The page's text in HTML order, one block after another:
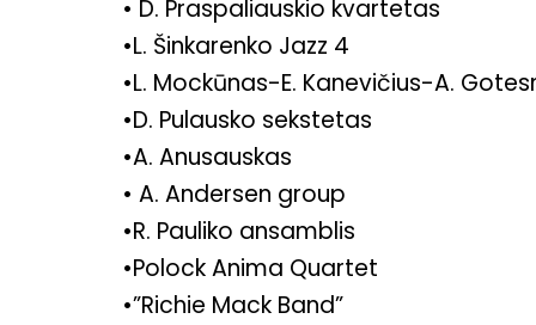
• D. Praspaliauskio kvartetas
•L. Šinkarenko Jazz 4
•L. Mockūnas-E. Kanevičius-A.
•D. Pulausko sekstetas
•A. Anusauskas
• A. Andersen group
•R. Pauliko ansamblis
•Polock Anima Quartet
•”Richie Mack Band”